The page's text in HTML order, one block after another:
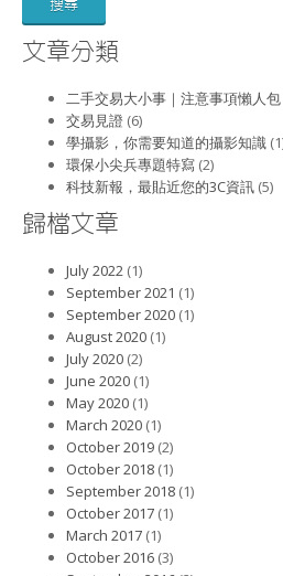
文章分類
二手交易大小事｜注意事項懶人包
交易見證 (6)
學攝影，你需要知道的攝影知識
環保小尖兵專題特寫 (2)
科技新報，最貼近您的3C資訊 (5)
歸檔文章
July 2022 (1)
September 2021 (1)
September 2020 (1)
August 2020 (1)
July 2020 (2)
June 2020 (1)
May 2020 (1)
March 2020 (1)
October 2019 (2)
October 2018 (1)
September 2018 (1)
October 2017 (1)
March 2017 (1)
October 2016 (3)